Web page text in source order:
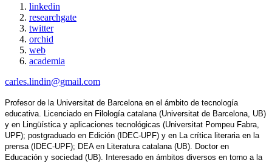
linkedin
researchgate
twitter
orchid
web
academia
carles.lindin@gmail.com
Profesor de la Universitat de Barcelona en el ámbito de tecnología
educativa. Licenciado en Filología catalana (Universitat de Barcelona, ​​UB)
y en Lingüística y aplicaciones tecnológicas (Universitat Pompeu Fabra,
UPF); postgraduado en Edición (IDEC-UPF) y en La crítica literaria en la
prensa (IDEC-UPF); DEA en Literatura catalana (UB). Doctor en
Educación y sociedad (UB). Interesado en ámbitos diversos en torno a la